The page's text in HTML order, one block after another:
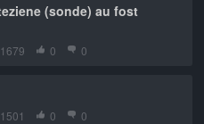
(sonde) au fost
1679 0 0
1501 0 0